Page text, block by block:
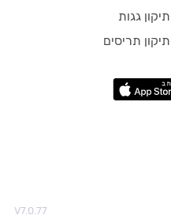
תיקון גגות
תיקון תריסים
V7.0.77